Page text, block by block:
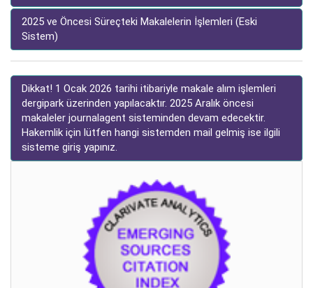
2025 ve Öncesi Süreçteki Makalelerin İşlemleri (Eski
Sistem)
Dikkat! 1 Ocak 2026 tarihi itibariyle makale alım işlemleri
dergipark üzerinden yapılacaktır. 2025 Aralık öncesi
makaleler journalagent sisteminden devam edecektir.
Hakemlik için lütfen hangi sistemden mail gelmiş ise ilgili
sisteme giriş yapınız.